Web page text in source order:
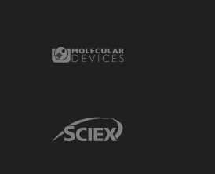
Molecular Devices Link
Sciex Link